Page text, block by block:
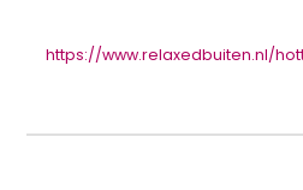
https://www.relaxedbuiten.nl/